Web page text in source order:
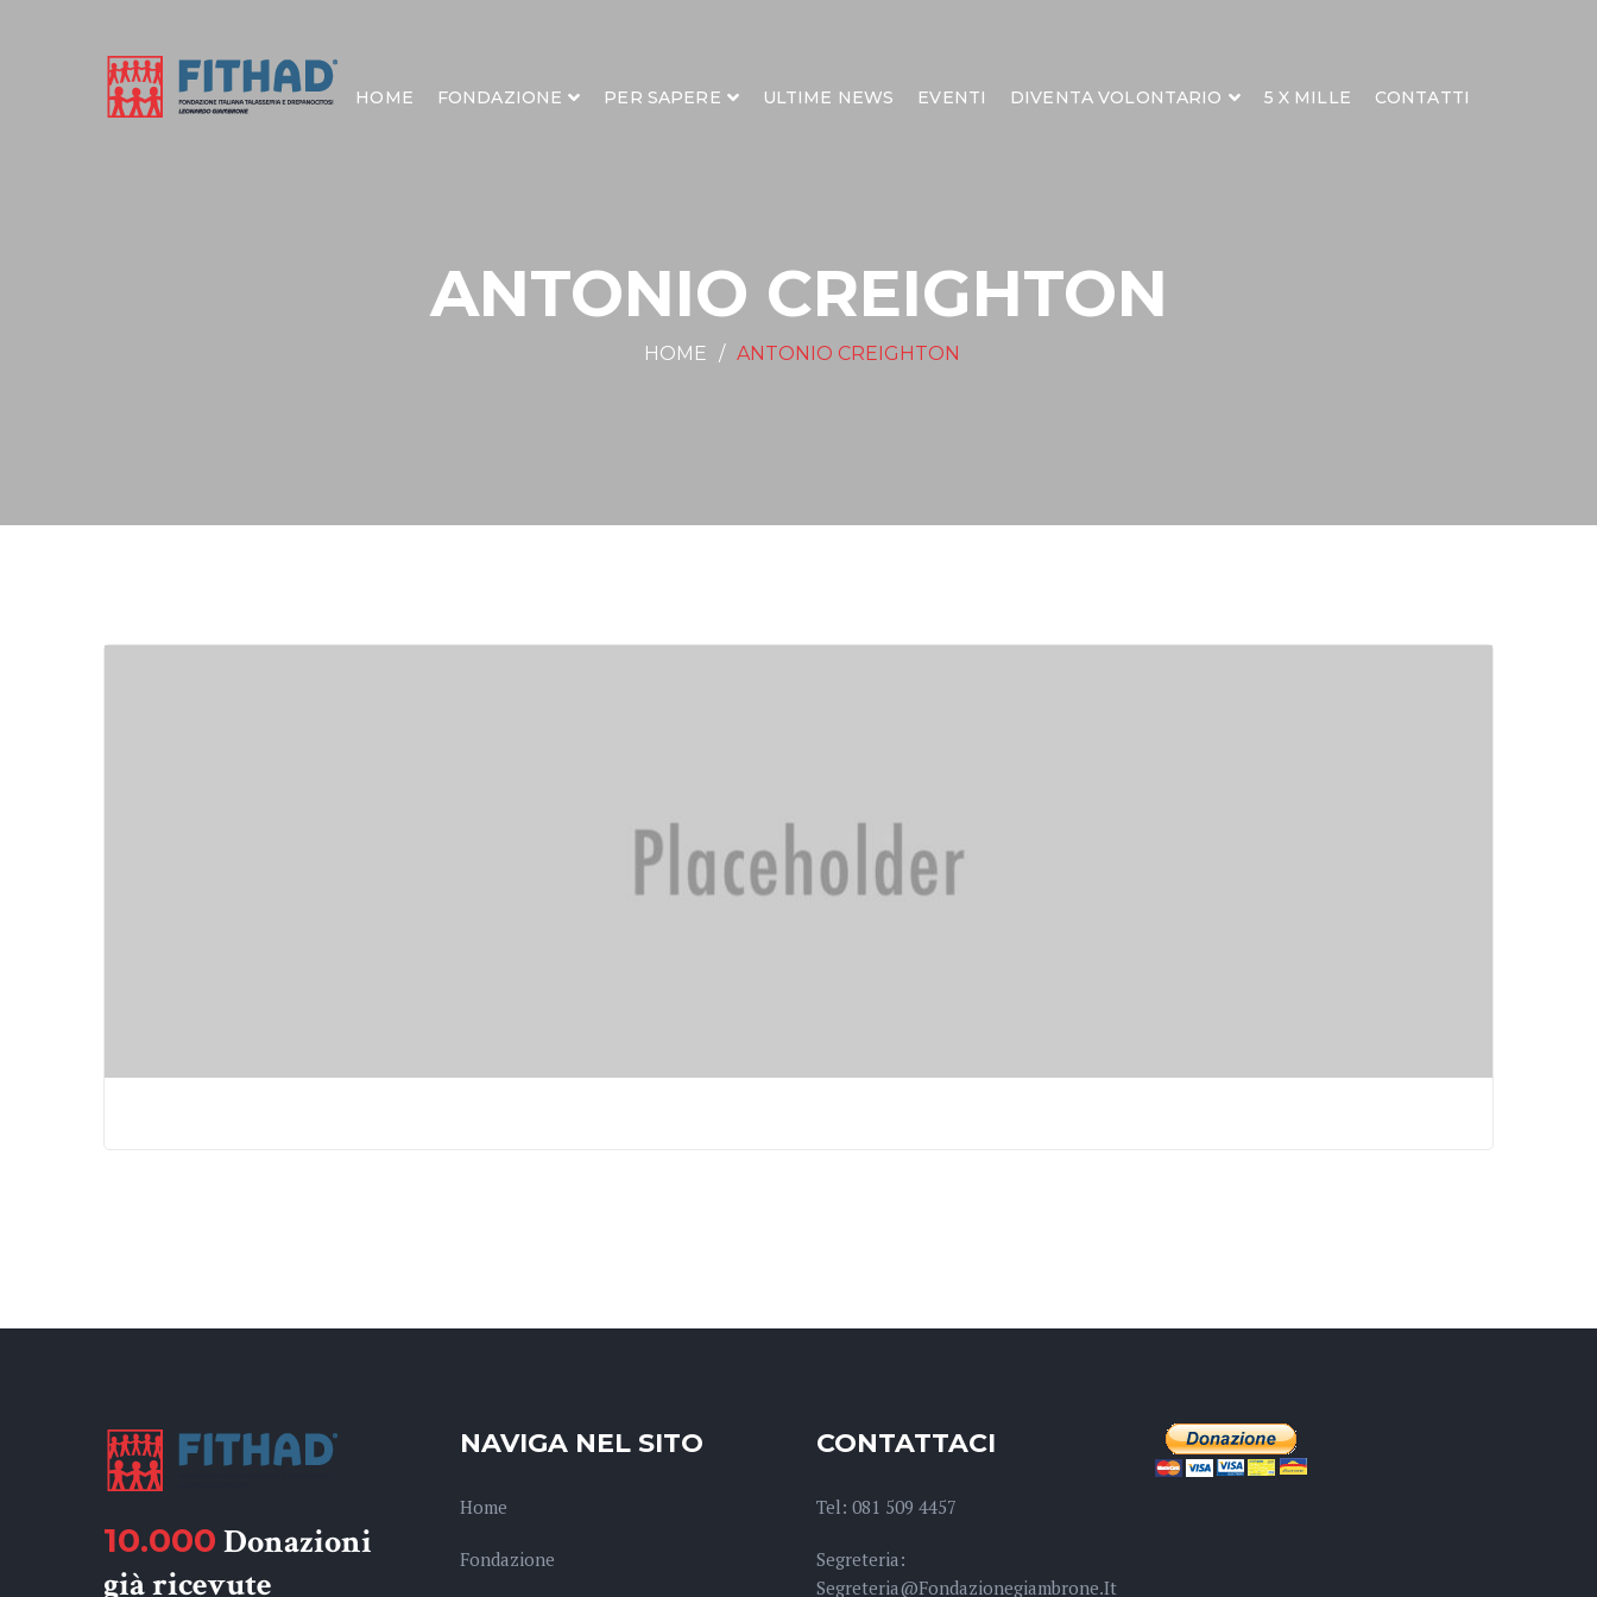
HOME FONDAZIONE PER SAPERE ULTIME NEWS EVENTI DIVENTA VOLONTARIO 5 X MILLE CONTATTI
ANTONIO CREIGHTON
HOME ANTONIO CREIGHTON
10.000 Donazioni
già ricevute
NAVIGA NEL SITO
Home
Fondazione
CONTATTACI
Tel: 081 509 4457
Segreteria:
Segreteria@fondazionegiambrone.it